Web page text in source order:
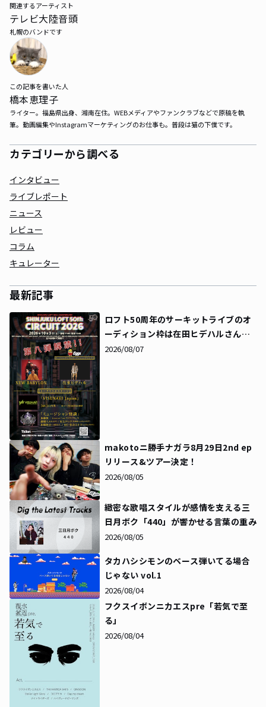
関連するアーティスト
テレビ大陸音頭
札幌のバンドです
この記事を書いた人
橋本恵理子
ライター。福島県出身、湘南在住。WEBメディアやファンクラブなどで原稿を執
筆。動画編集やInstagramマーケティングのお仕事も。普段は猫の下僕です。
カテゴリーから調べる
インタビュー
ライブレポート
ニュース
レビュー
コラム
キュレーター
最新記事
ロフト50周年のサーキットライブのオ
ーディション枠は在田ヒデハルさんに
決定！同時にタイムテーブルも解禁に
2026/08/07
makotoニ勝手ナガラ8月29日2nd ep
リリース&ツアー決定！
2026/08/05
緻密な歌唱スタイルが感情を支える――三
日月ボク「440」が響かせる言葉の重み
2026/08/05
タカハシシモンのベース弾いてる場合
じゃない vol.1
2026/08/04
フクスイボンニカエスpre「若気で至
る」
2026/08/04